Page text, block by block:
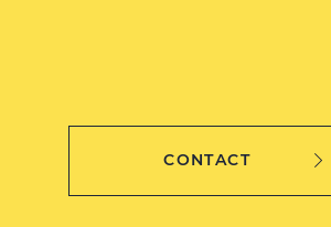
CONTACT